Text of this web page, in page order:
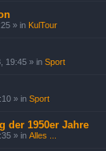
» in KulTour
19:45 » in Sport
» in Sport
der 1950er Jahre
» in Alles ...